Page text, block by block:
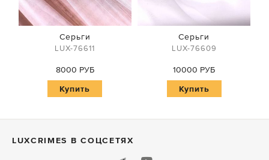
Серьги
LUX-76611
8000 РУБ
Купить
Серьги
LUX-76609
10000 РУБ
Купить
LUXСRIMES В СОЦСЕТЯХ